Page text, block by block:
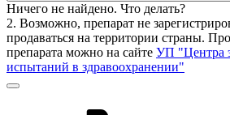
Ничего не найдено. Что делать?
2. Возможно, препарат не
продаваться на территории страны.
препарата можно на сайте УП "Центра
испытаний в здравоохранении"